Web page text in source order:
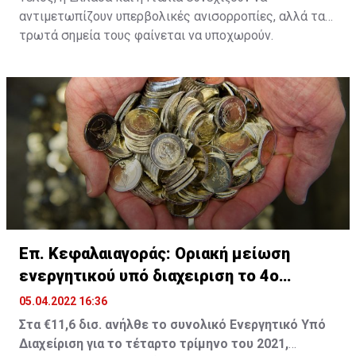
αντιμετωπίζουν υπερβολικές ανισορροπίες, αλλά τα
τρωτά σημεία τους φαίνεται να υποχωρούν.
Επ. Κεφαλαιαγοράς: Οριακή μείωση
ενεργητικού υπό διαχειριση το 4ο
τρίμηνο 2021
05.04.2022 16:36
Στα €11,6 δισ. ανήλθε το συνολικό Ενεργητικό Υπό
Διαχείριση για το τέταρτο τρίμηνο του 2021,